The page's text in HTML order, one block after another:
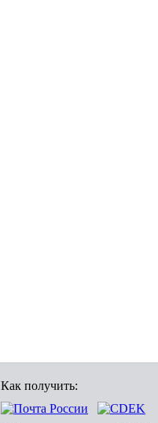
Как получить: